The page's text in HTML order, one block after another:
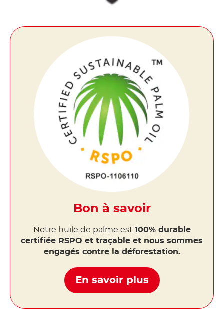
Bon à savoir
Notre huile de palme est 100% durable
certifiée RSPO et traçable et nous sommes
engagés contre la déforestation.
En savoir plus